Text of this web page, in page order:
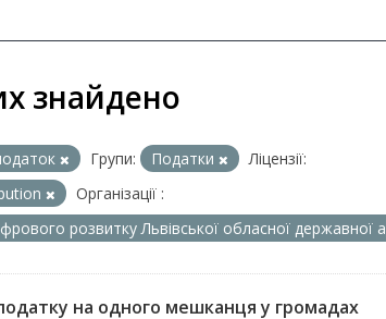
знайдено
Групи: Податки
Ліцензії:
Організації :
розвитку Львівської обласної державної
на одного мешканця у громадах